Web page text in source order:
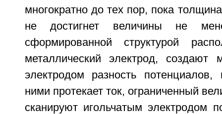
многократно до тех пор, пока
не достигнет величины не
сформированной структурой
металлический электрод,
электродом разность
ними протекает ток, ограниченный
сканируют игольчатым электродом